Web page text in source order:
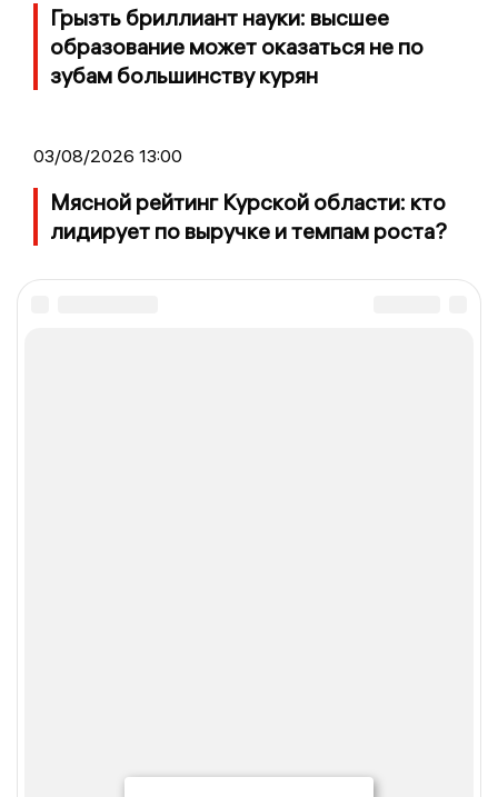
Грызть бриллиант науки: высшее
образование может оказаться не по
зубам большинству курян
03/08/2026 13:00
Мясной рейтинг Курской области: кто
лидирует по выручке и темпам роста?